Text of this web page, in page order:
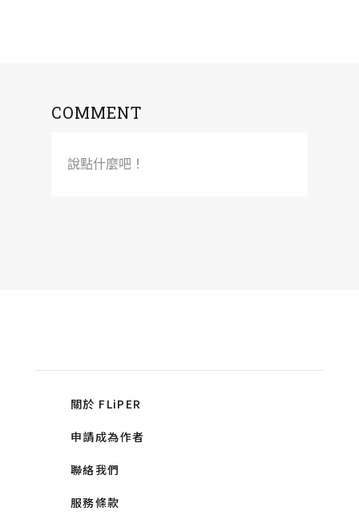
COMMENT
說點什麼吧！
關於 FLiPER
申請成為作者
聯絡我們
服務條款